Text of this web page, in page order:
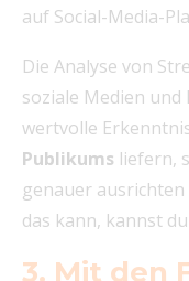
auf Social-Media-
Die Analyse von
soziale Medien
wertvolle
Publikums liefern,
genauer
das kann, kannst
3. Mit den